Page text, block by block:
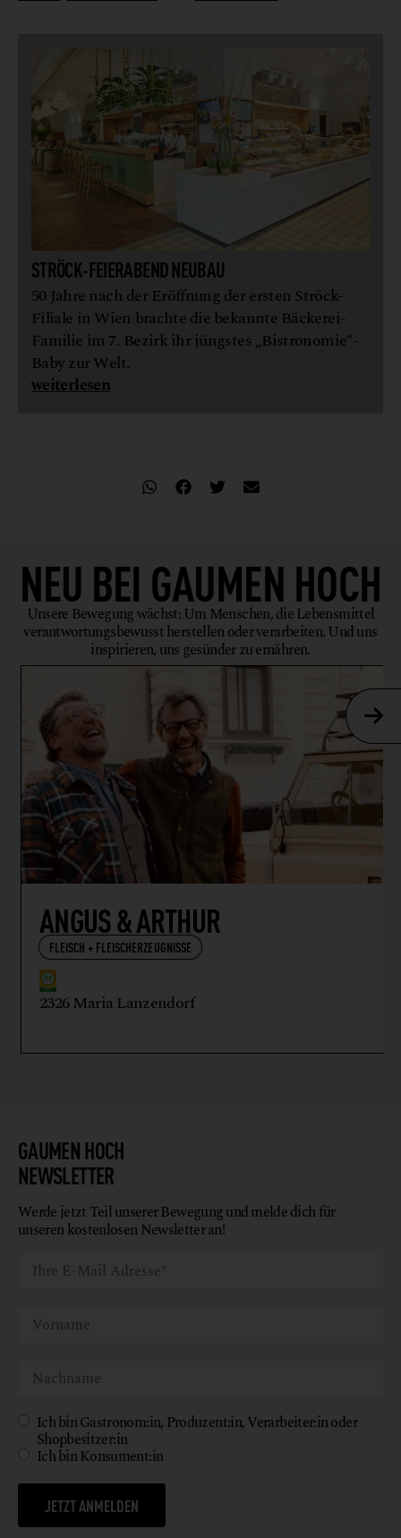
STRÖCK-FEIERABEND NEUBAU
50 Jahre nach der Eröffnung der ersten Ströck-
Filiale in Wien brachte die bekannte Bäckerei-
Familie im 7. Bezirk ihr jüngstes „Bistronomie“-
Baby zur Welt.
weiterlesen
NEU BEI GAUMEN HOCH
Unsere Bewegung wächst: Um Menschen, die Lebensmittel
verantwortungsbewusst herstellen oder verarbeiten. Und uns
inspirieren, uns gesünder zu ernähren.
ANGUS & ARTHUR
FLEISCH + FLEISCHERZEUGNISSE
2326 Maria Lanzendorf
GAUMEN HOCH
NEWSLETTER
Werde jetzt Teil unserer Bewegung und melde dich für
unseren kostenlosen Newsletter an!
Ich bin Gastronom:in, Produzent:in, Verarbeiter:in oder
Shopbesitzer:in
Ich bin Konsument:in
JETZT ANMELDEN